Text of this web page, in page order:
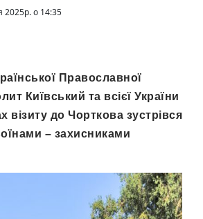
2025р. о 14:35
Православної
Київський та всієї України
візиту до Чорткова зустрівся
– захисниками